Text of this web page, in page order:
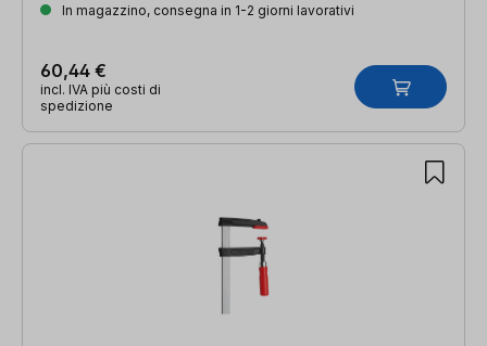
In magazzino, consegna in 1-2 giorni lavorativi
60,44 €
incl. IVA più costi di
spedizione